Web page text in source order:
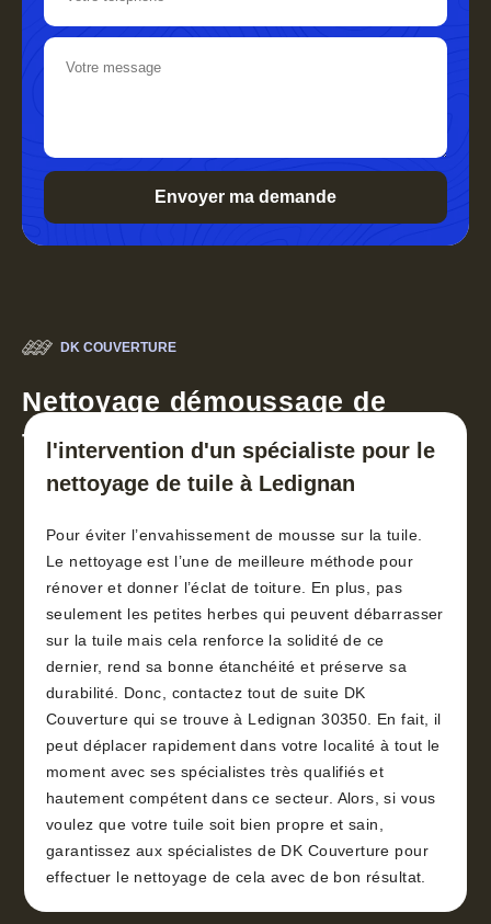
DK COUVERTURE
Nettoyage démoussage de
toiture 30
l'intervention d'un spécialiste pour le
nettoyage de tuile à Ledignan
Pour éviter l’envahissement de mousse sur la tuile.
Le nettoyage est l’une de meilleure méthode pour
rénover et donner l’éclat de toiture. En plus, pas
seulement les petites herbes qui peuvent débarrasser
sur la tuile mais cela renforce la solidité de ce
dernier, rend sa bonne étanchéité et préserve sa
durabilité. Donc, contactez tout de suite DK
Couverture qui se trouve à Ledignan 30350. En fait, il
peut déplacer rapidement dans votre localité à tout le
moment avec ses spécialistes très qualifiés et
hautement compétent dans ce secteur. Alors, si vous
voulez que votre tuile soit bien propre et sain,
garantissez aux spécialistes de DK Couverture pour
effectuer le nettoyage de cela avec de bon résultat.